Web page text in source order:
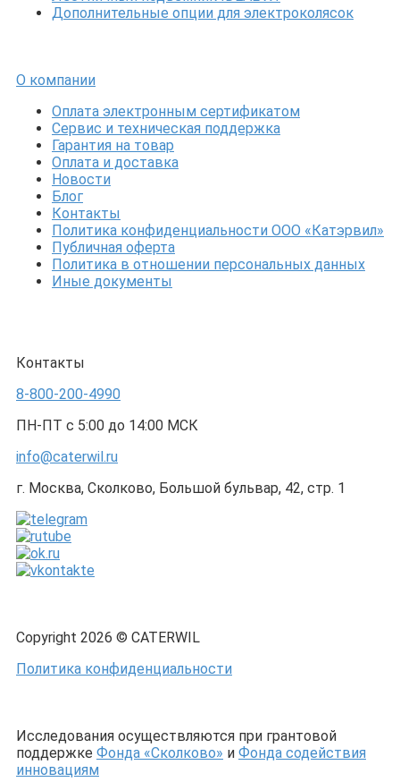
Дополнительные опции для электроколясок
О компании
Оплата электронным сертификатом
Сервис и техническая поддержка
Гарантия на товар
Оплата и доставка
Новости
Блог
Контакты
Политика конфиденциальности ООО «Катэрвил»
Публичная оферта
Политика в отношении персональных данных
Иные документы
Контакты
8-800-200-4990
ПН-ПТ с 5:00 до 14:00 МСК
info@caterwil.ru
г. Москва, Сколково, Большой бульвар, 42, стр. 1
Copyright 2026 © CATERWIL
Политика конфиденциальности
Исследования осуществляются при грантовой
поддержке Фонда «Сколково» и Фонда содействия
инновациям